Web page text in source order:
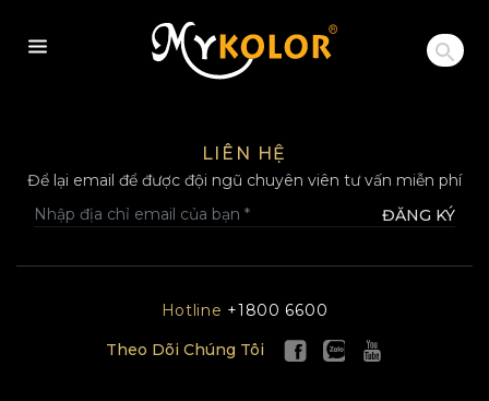
MYKOLOR
LIÊN HỆ
Để lại email để được đội ngũ chuyên viên tư vấn miễn phí
ĐĂNG KÝ
Hotline +1800 6600
Theo Dõi Chúng Tôi